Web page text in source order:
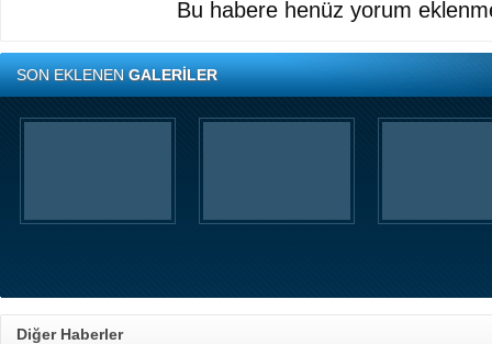
Bu habere henüz yorum
SON EKLENENGALERİLER
Diğer Haberler